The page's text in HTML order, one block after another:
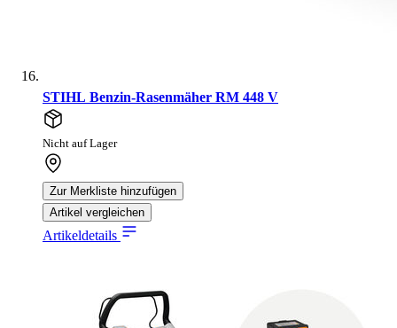
STIHL Benzin-Rasenmäher RM 448 V
Nicht auf Lager
Zur Merkliste hinzufügen
Artikel vergleichen
Artikeldetails